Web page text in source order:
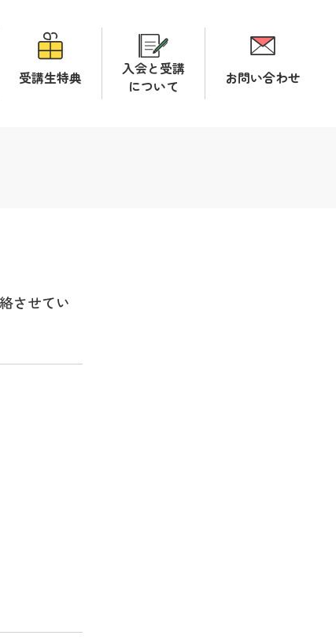
受講生特典
入会と受講
について
お問い合わせ
させてい